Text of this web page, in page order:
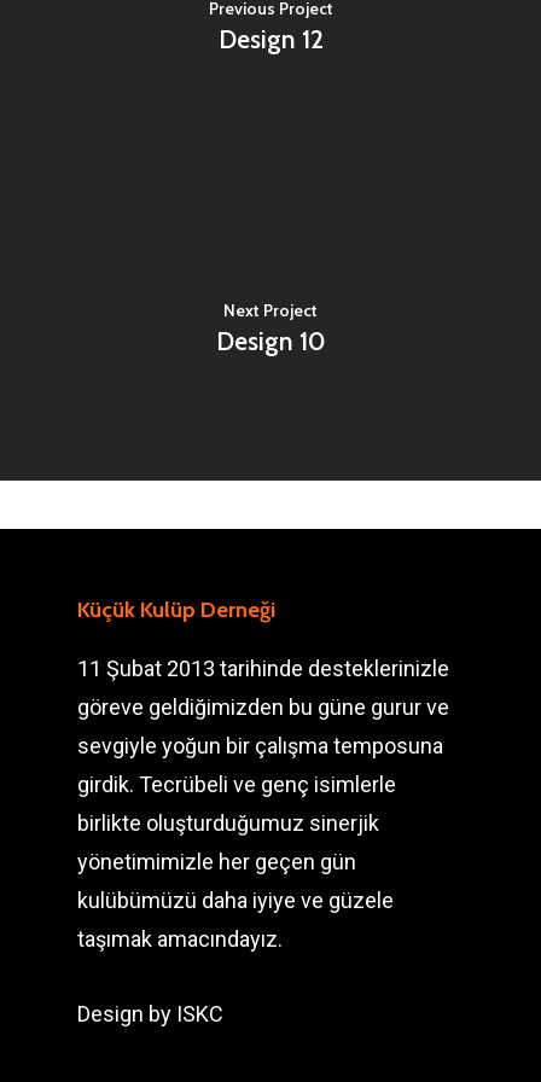
Previous Project
Design 12
Next Project
Design 10
Küçük Kulüp Derneği
11 Şubat 2013 tarihinde desteklerinizle
göreve geldiğimizden bu güne gurur ve
sevgiyle yoğun bir çalışma temposuna
girdik. Tecrübeli ve genç isimlerle
birlikte oluşturduğumuz sinerjik
yönetimimizle her geçen gün
kulübümüzü daha iyiye ve güzele
taşımak amacındayız.
Design by ISKC